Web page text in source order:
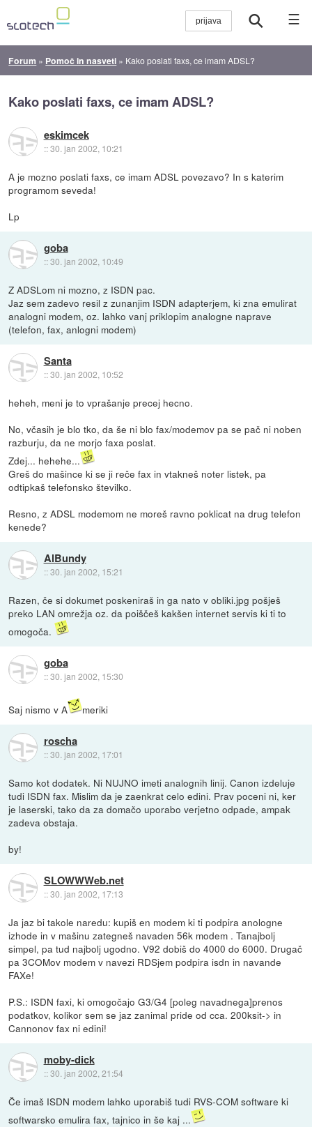
☰
Forum » Pomoč in nasveti » Kako poslati faxs, ce imam ADSL?
Kako poslati faxs, ce imam ADSL?
eskimcek
::30. jan 2002, 10:21
A je mozno poslati faxs, ce imam ADSL povezavo? In s katerim
programom seveda!
Lp
goba
::30. jan 2002, 10:49
Z ADSLom ni mozno, z ISDN pac.
Jaz sem zadevo resil z zunanjim ISDN adapterjem, ki zna emulirat
analogni modem, oz. lahko vanj priklopim analogne naprave
(telefon, fax, anlogni modem)
Santa
::30. jan 2002, 10:52
heheh, meni je to vprašanje precej hecno.
No, včasih je blo tko, da še ni blo fax/modemov pa se pač ni noben
razburju, da ne morjo faxa poslat.
Zdej... hehehe...
Greš do mašince ki se ji reče fax in vtakneš noter listek, pa
odtipkaš telefonsko številko.
Resno, z ADSL modemom ne moreš ravno poklicat na drug telefon
kenede?
AlBundy
::30. jan 2002, 15:21
Razen, če si dokumet poskeniraš in ga nato v obliki.jpg pošješ
preko LAN omrežja oz. da poiščeš kakšen internet servis ki ti to
omogoča.
goba
::30. jan 2002, 15:30
Saj nismo v A meriki
roscha
::30. jan 2002, 17:01
Samo kot dodatek. Ni NUJNO imeti analognih linij. Canon izdeluje
tudi ISDN fax. Mislim da je zaenkrat celo edini. Prav poceni ni, ker
je laserski, tako da za domačo uporabo verjetno odpade, ampak
zadeva obstaja.
by!
SLOWWWeb.net
::30. jan 2002, 17:13
Ja jaz bi takole naredu: kupiš en modem ki ti podpira anologne
izhode in v mašinu zategneš navaden 56k modem . Tanajbolj
simpel, pa tud najbolj ugodno. V92 dobiš do 4000 do 6000. Drugač
pa 3COMov modem v navezi RDSjem podpira isdn in navande
FAXe!
P.S.: ISDN faxi, ki omogočajo G3/G4 [poleg navadnega]prenos
podatkov, kolikor sem se jaz zanimal pride od cca. 200ksit-> in
Cannonov fax ni edini!
moby-dick
::30. jan 2002, 21:54
Če imaš ISDN modem lahko uporabiš tudi RVS-COM software ki
softwarsko emulira fax, tajnico in še kaj ...